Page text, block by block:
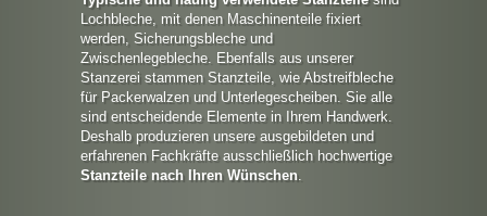
Lochbleche, mit denen Maschinenteile fixiert
werden, Sicherungsbleche und
Zwischenlegebleche. Ebenfalls aus unserer
Stanzerei stammen Stanzteile, wie Abstreifbleche
für Packerwalzen und Unterlegescheiben. Sie alle
sind entscheidende Elemente in Ihrem Handwerk.
Deshalb produzieren unsere ausgebildeten und
erfahrenen Fachkräfte ausschließlich hochwertige
Stanzteile nach Ihren Wünschen.